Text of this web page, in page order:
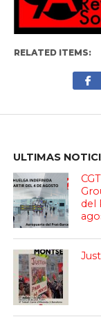
RELATED ITEMS:
ULTIMAS
del